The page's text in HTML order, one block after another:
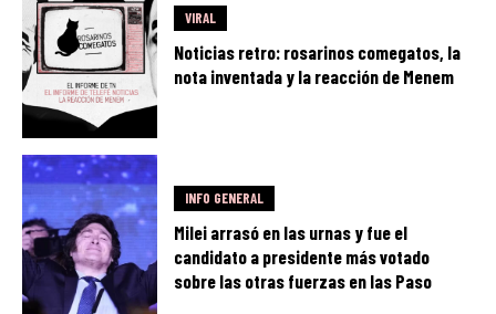
VIRAL
Noticias retro: rosarinos comegatos, la
nota inventada y la reacción de Menem
INFO GENERAL
Milei arrasó en las urnas y fue el
candidato a presidente más votado
sobre las otras fuerzas en las Paso